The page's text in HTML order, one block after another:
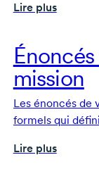
connaissance de
équipe.
Lire plus
mission
Les énoncés de
formels qui
Lire plus